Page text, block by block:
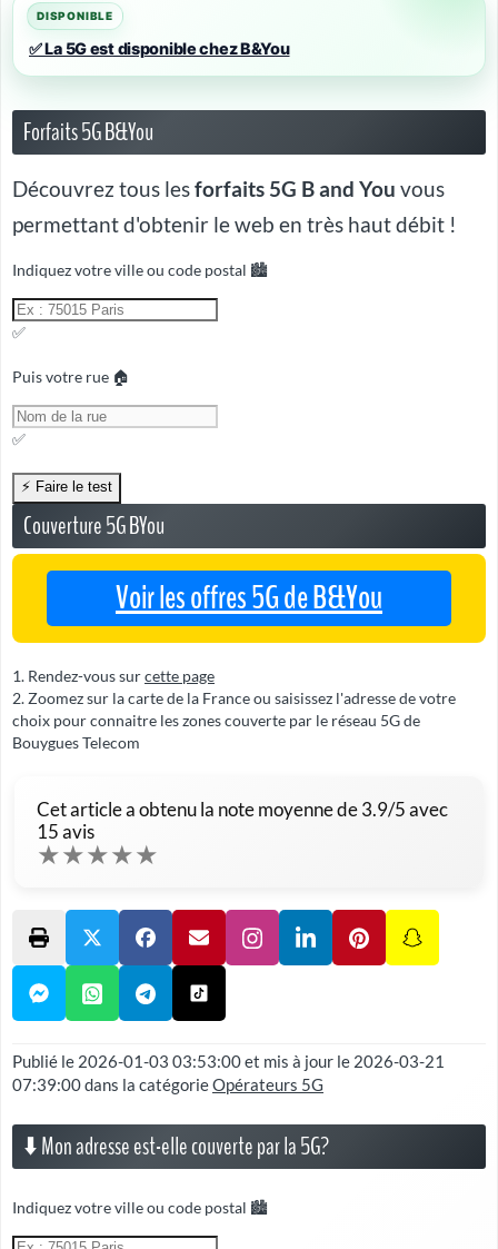
✅ La 5G est disponible chez B&You
Forfaits 5G B&You
Découvrez tous lesforfaits 5G B and You vous
permettant d'obtenir le web en très haut débit !
Indiquez votre ville ou code postal 🏙️
✅
Puis votre rue 🏠
✅
Couverture 5G BYou
Voir les offres 5G de B&You
Rendez-vous surcette page
Zoomez sur la carte de la France ou saisissez l'adresse de votre
choix pour connaitre les zones couverte par le réseau 5G de
Bouygues Telecom
Cet article a obtenu la note moyenne de3.9/5 avec
15avis
★★★★★
Publié le 2026-01-03 03:53:00et mis à jour le 2026-03-21
07:39:00dans la catégorieOpérateurs 5G
⬇️ Mon adresse est-elle couverte par la 5G?
Indiquez votre ville ou code postal 🏙️